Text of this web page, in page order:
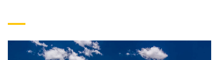
Correo UC launch